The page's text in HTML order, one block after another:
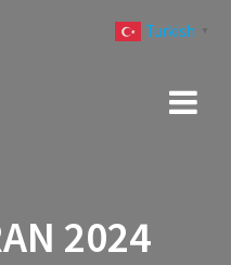
2024
Turkish ▼